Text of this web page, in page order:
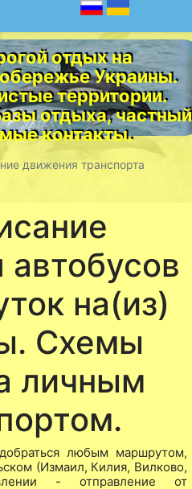
отдых на
Украины.
территории.
отдыха, частный
контакты.
движения транспорта
на(из)
Схемы
личным
любым маршрутом,
(Измаил, Килия, Вилково,
- отправление от